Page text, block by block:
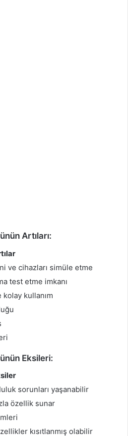
Artıları:
ve cihazları simüle etme
test etme imkanı
kolay kullanım
Eksileri:
sorunları yaşanabilir
özellik sunar
kısıtlanmış olabilir